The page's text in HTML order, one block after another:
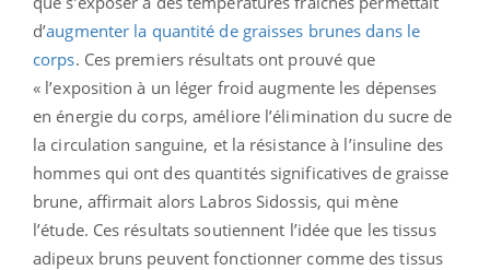
d’augmenter la quantité de graisses brunes dans le
corps. Ces premiers résultats ont prouvé que
« l’exposition à un léger froid augmente les dépenses
en énergie du corps, améliore l’élimination du sucre de
la circulation sanguine, et la résistance à l’insuline des
hommes qui ont des quantités significatives de graisse
brune, affirmait alors Labros Sidossis, qui mène
l’étude. Ces résultats soutiennent l’idée que les tissus
adipeux bruns peuvent fonctionner comme des tissus